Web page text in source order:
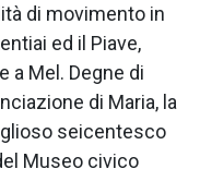
di movimento in
ed il Piave,
a Mel. Degne di
di Maria, la
seicentesco
Museo civico